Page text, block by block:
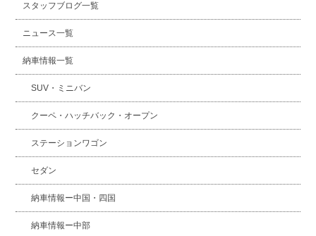
スタッフブログ一覧
ニュース一覧
納車情報一覧
SUV・ミニバン
クーペ・ハッチバック・オープン
ステーションワゴン
セダン
納車情報ー中国・四国
納車情報ー中部